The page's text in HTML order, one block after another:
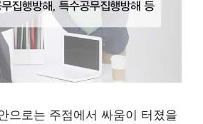
으로는 주점에서 싸움이 터졌을